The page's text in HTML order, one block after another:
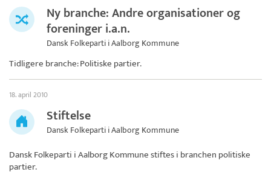
Ny branche: Andre organisationer og
foreninger i.a.n.
Dansk Folkeparti i Aalborg Kommune
Tidligere branche: Politiske partier.
18. april 2010
Stiftelse
Dansk Folkeparti i Aalborg Kommune
Dansk Folkeparti i Aalborg Kommunestiftes i branchen politiske
partier.